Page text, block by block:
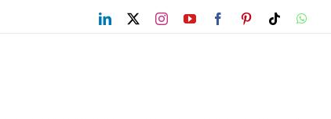
LinkedIn InstagramYouTubeFacebookPinterestTiktok